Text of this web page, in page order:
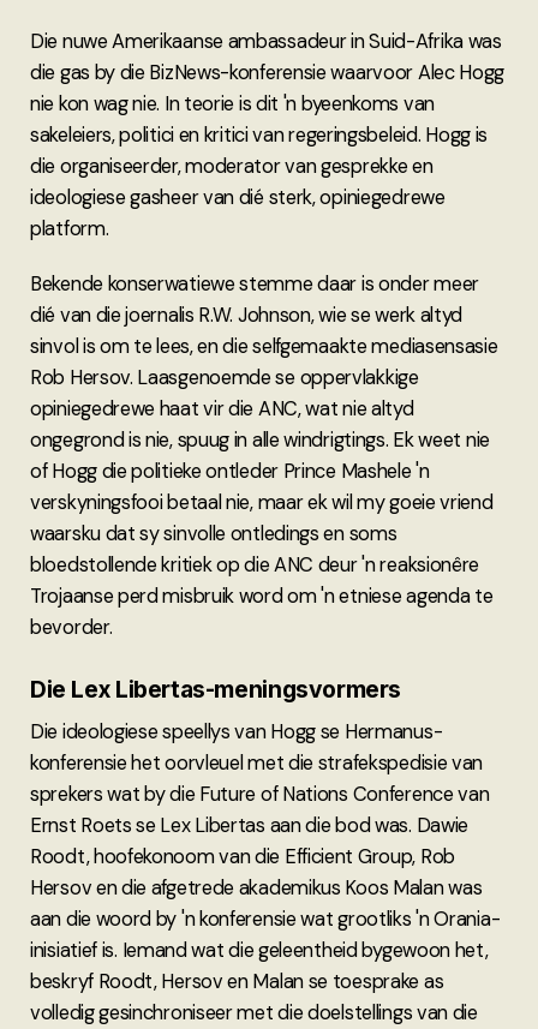
Die nuwe Amerikaanse ambassadeur in Suid-Afrika was
die gas by die BizNews-konferensie waarvoor Alec Hogg
nie kon wag nie. In teorie is dit 'n byeenkoms van
sakeleiers, politici en kritici van regeringsbeleid. Hogg is
die organiseerder, moderator van gesprekke en
ideologiese gasheer van dié sterk, opiniegedrewe
platform.
Bekende konserwatiewe stemme daar is onder meer
dié van die joernalis R.W. Johnson, wie se werk altyd
sinvol is om te lees, en die selfgemaakte mediasensasie
Rob Hersov. Laasgenoemde se oppervlakkige
opiniegedrewe haat vir die ANC, wat nie altyd
ongegrond is nie, spuug in alle windrigtings. Ek weet nie
of Hogg die politieke ontleder Prince Mashele 'n
verskyningsfooi betaal nie, maar ek wil my goeie vriend
waarsku dat sy sinvolle ontledings en soms
bloedstollende kritiek op die ANC deur 'n reaksionêre
Trojaanse perd misbruik word om 'n etniese agenda te
bevorder.
Die Lex Libertas-meningsvormers
Die ideologiese speellys van Hogg se Hermanus-
konferensie het oorvleuel met die strafekspedisie van
sprekers wat by die Future of Nations Conference van
Ernst Roets se Lex Libertas aan die bod was. Dawie
Roodt, hoofekonoom van die Efficient Group, Rob
Hersov en die afgetrede akademikus Koos Malan was
aan die woord by 'n konferensie wat grootliks 'n Orania-
inisiatief is. Iemand wat die geleentheid bygewoon het,
beskryf Roodt, Hersov en Malan se toesprake as
volledig gesinchroniseer met die doelstellings van die